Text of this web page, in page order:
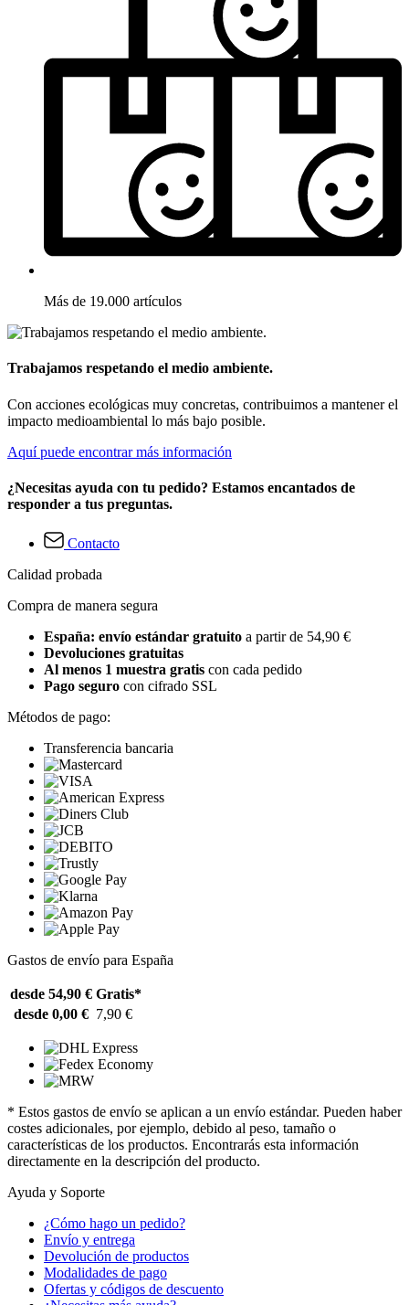
Más de 19.000 artículos
Trabajamos respetando el medio ambiente.
Con acciones ecológicas muy concretas, contribuimos a mantener el
impacto medioambiental lo más bajo posible.
Aquí puede encontrar más información
¿Necesitas ayuda con tu pedido? Estamos encantados de
responder a tus preguntas.
Contacto
Calidad probada
Compra de manera segura
España: envío estándar gratuito a partir de 54,90 €
Devoluciones gratuitas
Al menos 1 muestra gratis con cada pedido
Pago seguro con cifrado SSL
Métodos de pago:
Transferencia bancaria
Gastos de envío para España
desde 54,90 € Gratis*
desde 0,00 € 7,90 €
* Estos gastos de envío se aplican a un envío estándar. Pueden haber
costes adicionales, por ejemplo, debido al peso, tamaño o
características de los productos. Encontrarás esta información
directamente en la descripción del producto.
Ayuda y Soporte
¿Cómo hago un pedido?
Envío y entrega
Devolución de productos
Modalidades de pago
Ofertas y códigos de descuento